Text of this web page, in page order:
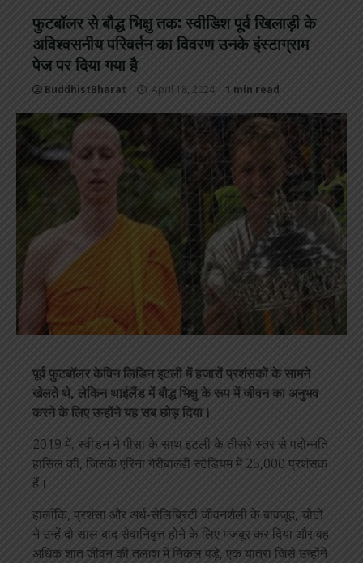
फुटबॉलर से बौद्ध भिक्षु तक: स्वीडिश पूर्व खिलाड़ी के
अविश्वसनीय परिवर्तन का विवरण उनके इंस्टाग्राम
पेज पर दिया गया है
BuddhistBharat April 18, 2024 1 min read
पूर्व फुटबॉलर केविन लिडिन इटली में हजारों प्रशंसकों के सामने
खेलते थे, लेकिन थाईलैंड में बौद्ध भिक्षु के रूप में जीवन का अनुभव
करने के लिए उन्होंने यह सब छोड़ दिया।
2019 में, स्वीडन ने पीसा के साथ इटली के तीसरे स्तर से पदोन्नति
हासिल की, जिसके एरिना गैरीबाल्डी स्टेडियम में 25,000 प्रशंसक
हैं।
हालाँकि, प्रशंसा और अर्ध-सेलिब्रिटी जीवनशैली के बावजूद, चोटों
ने उन्हें दो साल बाद सेवानिवृत्त होने के लिए मजबूर कर दिया और वह
अधिक शांत जीवन की तलाश में निकल पड़े, एक यात्रा जिसे उन्होंने